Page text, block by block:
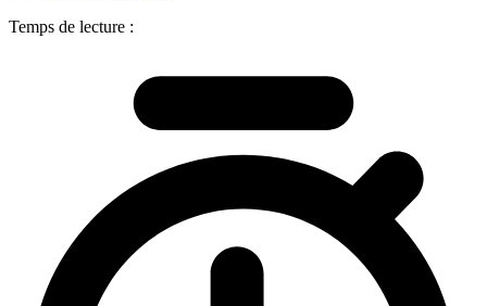
Temps de lecture :